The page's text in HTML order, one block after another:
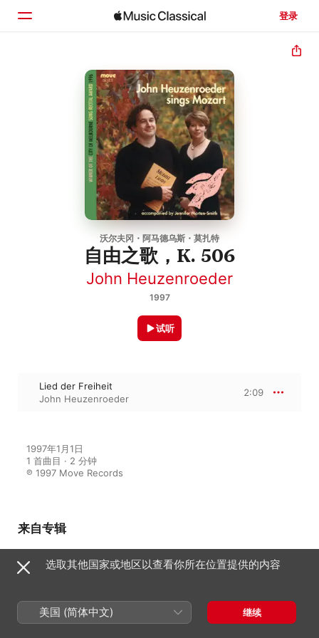
登录
沃尔夫冈・阿马德乌斯・莫扎特
自由之歌，K. 506
John Heuzenroeder
1997
试听
Lied der Freiheit
John Heuzenroeder
2:09
1997年1月1日
1 首曲目 · 2 分钟
℗ 1997 Move Records
来自专辑
John Heuzenroeder
选取其他国家或地区以查看你所在位置提供的内容
美国 (简体中文) 继续